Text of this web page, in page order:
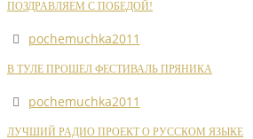
ПОЗДРАВЛЯЕМ С ПОБЕДОЙ!
pochemuchka2011
В ТУЛЕ ПРОШЕЛ ФЕСТИВАЛЬ ПРЯНИКА
pochemuchka2011
ЛУЧШИЙ РАДИО ПРОЕКТ О РУССКОМ ЯЗЫКЕ